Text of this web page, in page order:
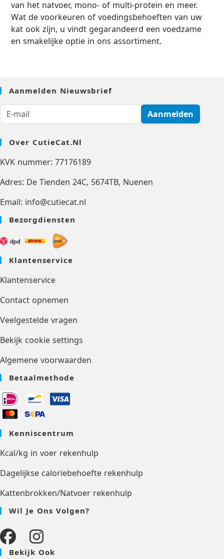
van het natvoer, mono- of multi-protein en meer.
Wat de voorkeuren of voedingsbehoeften van uw
kat ook zijn, u vindt gegarandeerd een voedzame
en smakelijke optie in ons assortiment.
Aanmelden Nieuwsbrief
Aanmelden
Over CutieCat.nl
KVK nummer: 77176189
Adres: De Tienden 24C, 5674TB, Nuenen
Email: info@cutiecat.nl
Bezorgdiensten
Klantenservice
Klantenservice
Contact opnemen
Veelgestelde vragen
Bekijk cookie settings
Algemene voorwaarden
Betaalmethode
Kenniscentrum
Kcal/kg in voer rekenhulp
Dagelijkse caloriebehoefte rekenhulp
Kattenbrokken/Natvoer rekenhulp
Wil Je Ons Volgen?
Bekijk Ook